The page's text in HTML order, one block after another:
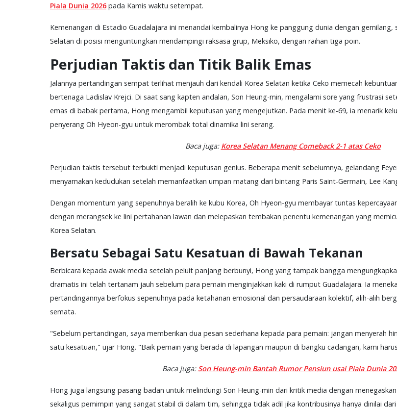
Piala Dunia 2026 pada Kamis waktu setempat.
Kemenangan di Estadio Guadalajara ini menandai kembalinya Hong ke panggung dunia dengan gemilang,
Selatan di posisi menguntungkan mendampingi raksasa grup, Meksiko, dengan raihan tiga poin.
Perjudian Taktis dan Titik Balik Emas
Jalannya pertandingan sempat terlihat menjauh dari kendali Korea Selatan ketika Ceko memecah
bertenaga Ladislav Krejci. Di saat sang kapten andalan, Son Heung-min, mengalami sore yang frustrasi
emas di babak pertama, Hong mengambil keputusan yang mengejutkan. Pada menit ke-69, ia menarik
penyerang Oh Hyeon-gyu untuk merombak total dinamika lini serang.
Baca juga: Korea Selatan Menang Comeback 2-1 atas Ceko
Perjudian taktis tersebut terbukti menjadi keputusan genius. Beberapa menit sebelumnya, gelandang
menyamakan kedudukan setelah memanfaatkan umpan matang dari bintang Paris Saint-Germain, Lee
Dengan momentum yang sepenuhnya beralih ke kubu Korea, Oh Hyeon-gyu membayar tuntas
dengan merangsek ke lini pertahanan lawan dan melepaskan tembakan penentu kemenangan yang
Korea Selatan.
Bersatu Sebagai Satu Kesatuan di Bawah Tekanan
Berbicara kepada awak media setelah peluit panjang berbunyi, Hong yang tampak bangga
dramatis ini telah tertanam jauh sebelum para pemain menginjakkan kaki di rumput Guadalajara. Ia
pertandingannya berfokus sepenuhnya pada ketahanan emosional dan persaudaraan kolektif, alih-alih
semata.
"Sebelum pertandingan, saya memberikan dua pesan sederhana kepada para pemain: jangan menyerah
satu kesatuan," ujar Hong. "Baik pemain yang berada di lapangan maupun di bangku cadangan, kami
Baca juga: Son Heung-min Bantah Rumor Pensiun usai Piala Dunia
Hong juga langsung pasang badan untuk melindungi Son Heung-min dari kritik media dengan
sekaligus pemimpin yang sangat stabil di dalam tim, sehingga tidak adil jika kontribusinya hanya dinilai